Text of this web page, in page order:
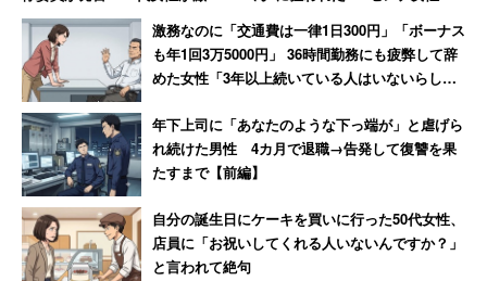
した無神経すぎる一言
柄な知人の陰に隠れて難を逃れ
た恐怖
激務なのに「交通費は一律1日300円」「ボーナス
も年1回3万5000円」 36時間勤務にも疲弊して辞
めた女性「3年以上続いている人はいないらし
年下上司に「あなたのような下っ端が」と虐げら
れ続けた男性 4カ月で退職→告発して復讐を果
たすまで【前編】
自分の誕生日にケーキを買いに行った50代女性、
店員に「お祝いしてくれる人いないんですか？」
と言われて絶句